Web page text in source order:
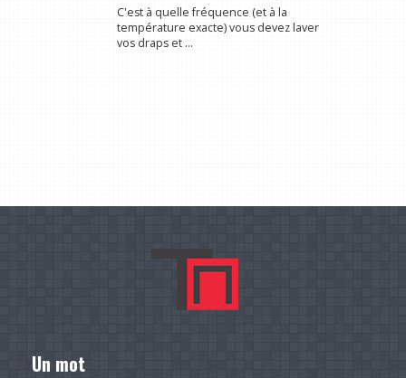
C'est à quelle fréquence (et à la
température exacte) vous devez laver
vos draps et ...
Un mot